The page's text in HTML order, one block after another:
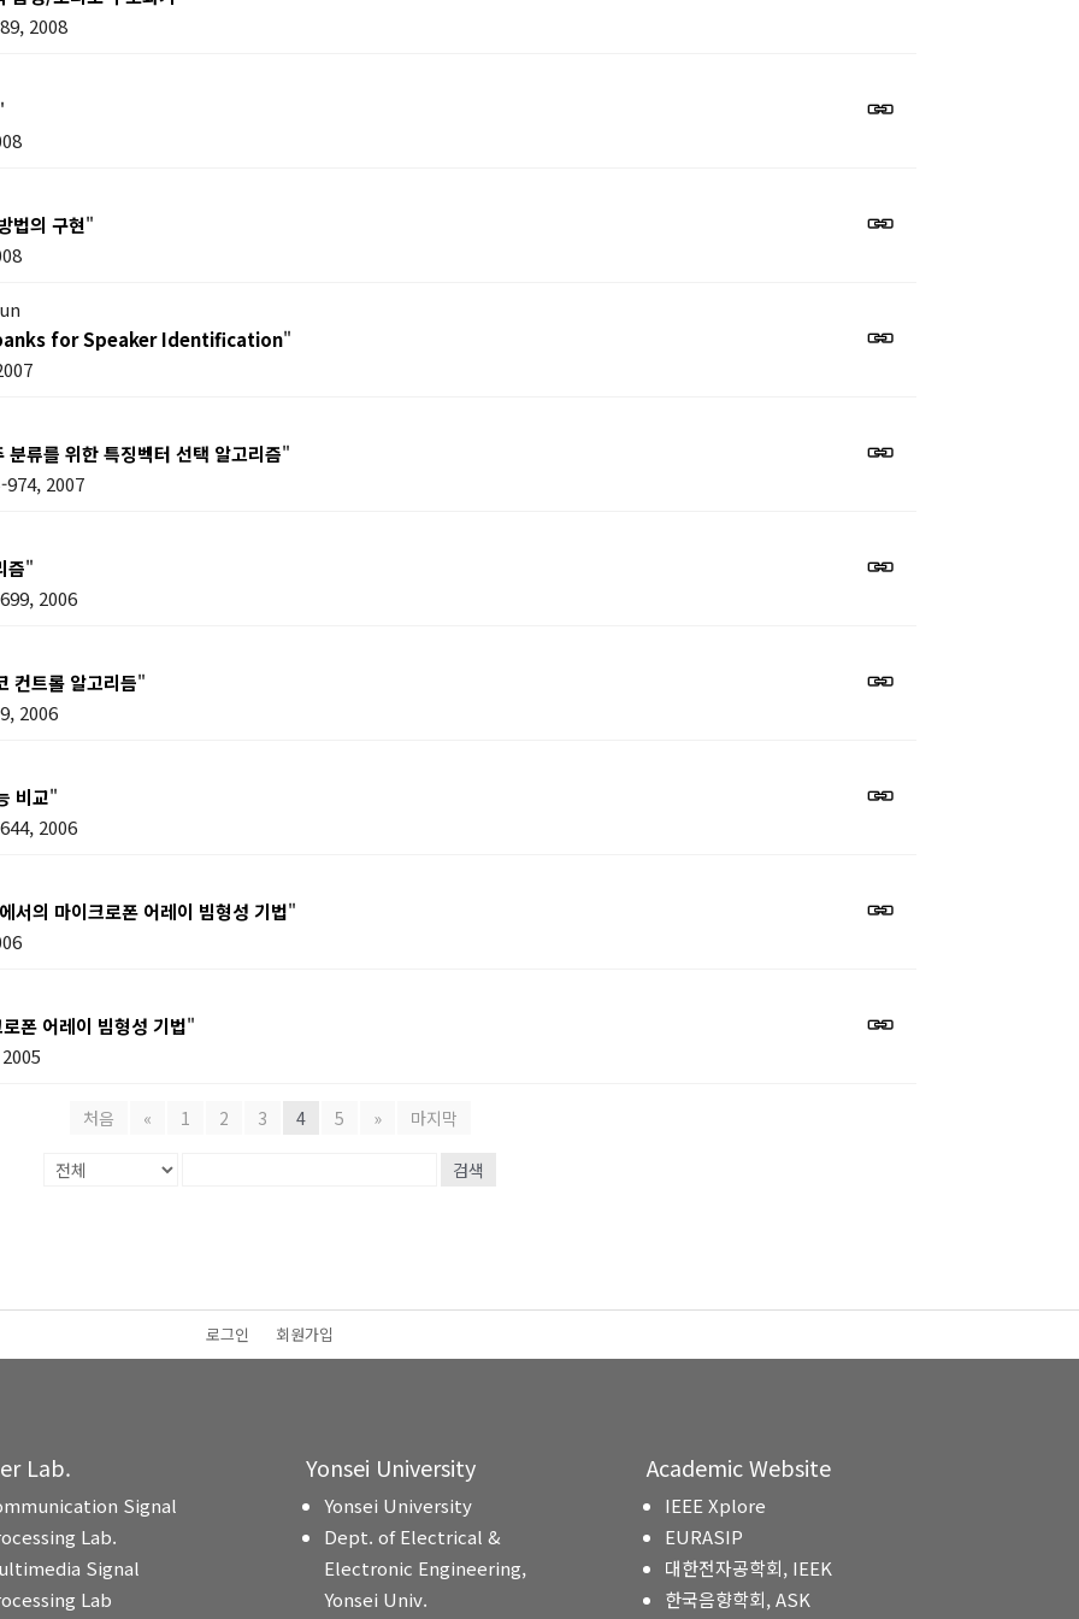
2008
의 구현"
for Speaker Identification"
류를 위한 특징벡터 선택 알고리즘"
974, 2007
즘"
2006
컨트롤 알고리듬"
2006
비교"
2006
서의 마이크로폰 어레이 빔형성 기법"
폰 어레이 빔형성 기법"
처음 « 1 2 3 4 5 » 마지막
검색
로그인 회원가입
Lab.
Signal
Lab.
Signal
Lab
Yonsei University
Yonsei University
Dept. of Electrical &
Electronic Engineering,
Yonsei Univ.
Academic Website
IEEE Xplore
EURASIP
대한전자공학회, IEEK
한국음향학회, ASK